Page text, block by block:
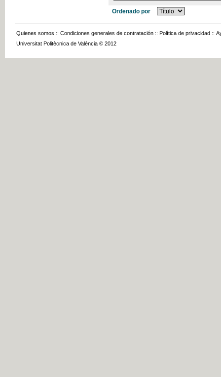
Ordenado por
Quienes somos :: Condiciones generales de contratación :: Política de privacidad ::
Universitat Politècnica de València © 2012